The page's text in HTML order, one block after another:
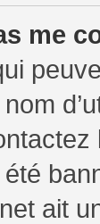
me
ait